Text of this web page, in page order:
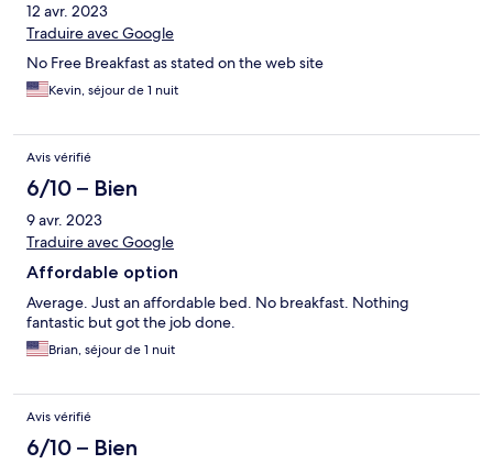
12 avr. 2023
Traduire avec Google
No Free Breakfast as stated on the web site
Kevin, séjour de 1 nuit
Avis vérifié
6/10 – Bien
9 avr. 2023
Traduire avec Google
Affordable option
Average. Just an affordable bed. No breakfast. Nothing
fantastic but got the job done.
Brian, séjour de 1 nuit
Avis vérifié
6/10 – Bien